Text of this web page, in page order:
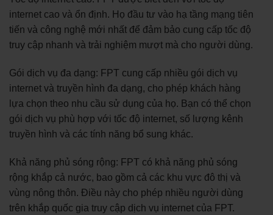
internet cao và ổn định. Họ đầu tư vào hạ tầng mạng tiên
tiến và công nghệ mới nhất để đảm bảo cung cấp tốc độ
truy cập nhanh và trải nghiệm mượt mà cho người dùng.
Gói dịch vụ đa dạng: FPT cung cấp nhiều gói dịch vụ
internet và truyền hình đa dạng, cho phép khách hàng
lựa chọn theo nhu cầu sử dụng của họ. Bạn có thể chọn
gói dịch vụ phù hợp với tốc độ internet, số lượng kênh
truyền hình và các tính năng bổ sung khác.
Khả năng phủ sóng rộng: FPT có khả năng phủ sóng
rộng khắp cả nước, bao gồm cả các khu vực đô thị và
vùng nông thôn. Điều này cho phép nhiều người dùng
trên khắp quốc gia truy cập dịch vụ internet của FPT.